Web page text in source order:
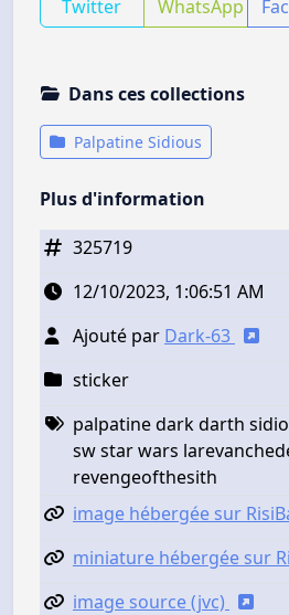
Twitter WhatsApp
Dans ces collections
Palpatine Sidious
Plus d'information
325719
12/10/2023, 1:06:51 AM
Ajouté par Dark-63
sticker
palpatine dark darth
sw star wars
revengeofthesith
image hébergée sur
miniature hébergée sur
image source (jvc)